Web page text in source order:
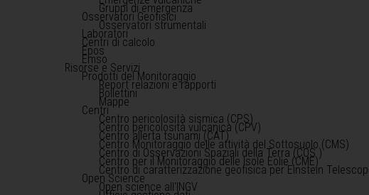
Gruppi di emergenza
Osservatori Geofisici
Osservatori strumentali
Laboratori
Centri di calcolo
Epos
Emso
Risorse e Servizi
Prodotti del Monitoraggio
Report relazioni e rapporti
Bollettini
Mappe
Centri
Centro pericolosità sismica (CPS)
Centro pericolosità vulcanica (CPV)
Centro allerta tsunami (CAT)
Centro Monitoraggio delle attività del Sottosuolo (CMS)
Centro di Osservazioni Spaziali della Terra (COS )
Centro per il Monitoraggio delle Isole Eolie (CME)
Centro di caratterizzazione geofisica per Einstein
Open Science
Open science all'INGV